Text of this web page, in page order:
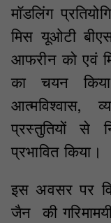
मॉडलिंग
मिस यूओटी
आफरीन को एवं
का चयन
आत्मविश्वास,
प्रस्तुतियों से
प्रभावित किया।
इस अवसर पर
जैन की